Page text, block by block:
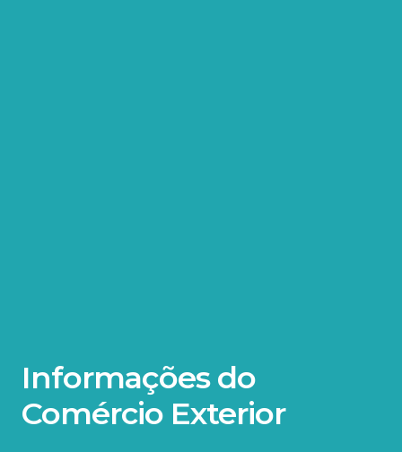
Informações do
Comércio Exterior